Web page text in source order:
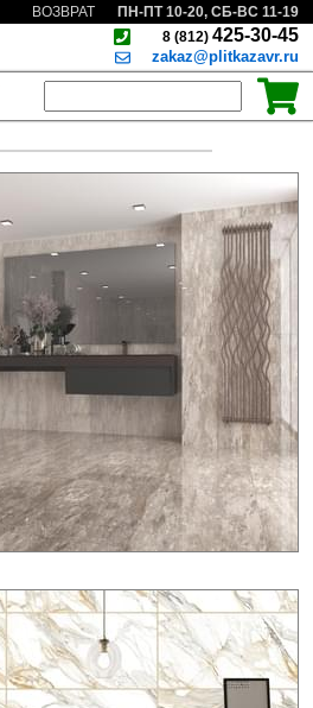
ВОЗВРАТ
ПН-ПТ 10-20, СБ-ВС 11-19
8 (812) 425-30-45
zakaz@plitkazavr.ru